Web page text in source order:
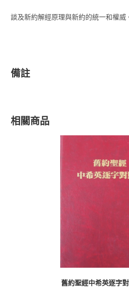
談及新約解經原理與新約的統一和權威
備註
相關商品
舊約聖經中希英逐字對